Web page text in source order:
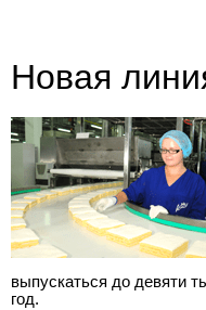
Новая
выпускаться до девяти
год.